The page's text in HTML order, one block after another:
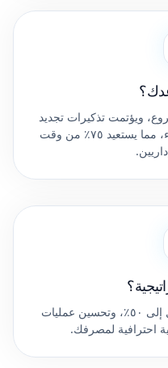
ويؤتمت تذكيرات تجديد
الودائع لأجل، ويدير تنبيهات الأعضاء، مما يستعيد ٧٥٪ من وقت
زيادة الاحتفاظ بالودائع بنسبة تصل إلى ٥٠٪، وتحسين عمليات
احترافية لمصرفك.